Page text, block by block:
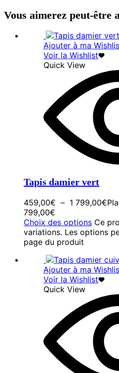
Vous aimerez peut-être
Ajouter à ma
Voir la Wishlist
Quick View
Tapis damier vert
459,00€ – 1 799,00€
799,00€
Choix des options Ce
variations. Les options
page du produit
Ajouter à ma
Voir la Wishlist
Quick View